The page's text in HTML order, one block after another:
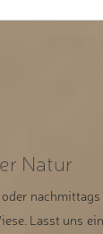
Natur
Lasst uns